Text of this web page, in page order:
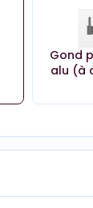
Gond
alu (à